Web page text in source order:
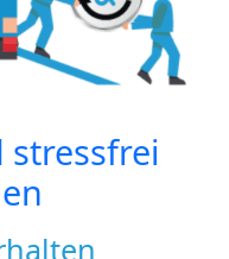
stressfrei